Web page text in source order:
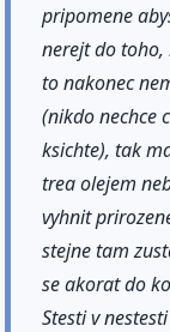
pripomene
nerejt do toho,
to nakonec
(nikdo nechce
ksichte), tak
trea olejem
vyhnit
stejne tam
se akorat do
Stesti v